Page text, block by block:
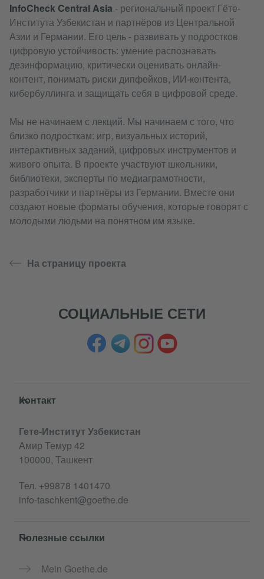
InfoCheck Central Asia - региональный проект Гёте-
Института Узбекистан и партнёров из Центральной
Азии и Германии. Его цель - развивать у подростков
цифровую устойчивость: умение распознавать
дезинформацию, критически оценивать онлайн-
контент, понимать риски дипфейков, ИИ-контента,
кибербуллинга и защищать себя в цифровой среде.
Мы не начинаем с лекций. Мы начинаем с того, что
близко подросткам: игр, визуальных историй,
интерактивных заданий, цифровых инструментов и
живого опыта. В проекте участвуют школьники,
библиотеки, эксперты по медиаграмотности,
разработчики и партнёры из Германии. Вместе они
создают новые форматы обучения, которые говорят с
молодыми людьми на понятном им языке.
На страницу проекта
СОЦИАЛЬНЫЕ СЕТИ
Service- und Informationsbereich
Контакт
Гете-Институт Узбекистан
Амир Темур 42
100000, Ташкент
Тел. +99878 1401470
info-taschkent@goethe.de
Полезные ссылки
Mein Goethe.de